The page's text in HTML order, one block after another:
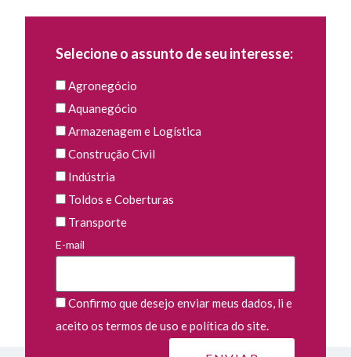
Selecione o assunto de seu interesse:
Agronegócio
Aquanegócio
Armazenagem e Logística
Construção Civil
Indústria
Toldos e Coberturas
Transporte
E-mail
Confirmo que desejo enviar meus dados, li e
aceito os termos de uso e política do site.